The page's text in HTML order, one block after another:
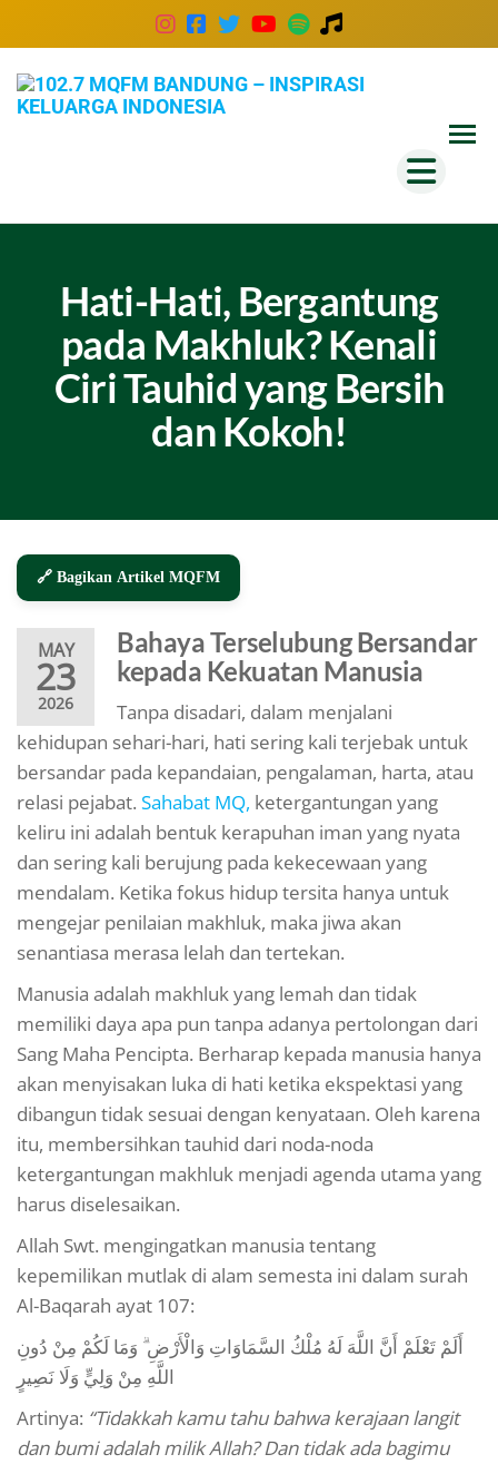
Hati-Hati, Bergantung
pada Makhluk? Kenali
Ciri Tauhid yang Bersih
dan Kokoh!
🔗 Bagikan Artikel MQFM
MAY
23
2026
Bahaya Terselubung Bersandar
kepada Kekuatan Manusia
Tanpa disadari, dalam menjalani
kehidupan sehari-hari, hati sering kali terjebak untuk
bersandar pada kepandaian, pengalaman, harta, atau
relasi pejabat. Sahabat MQ, ketergantungan yang
keliru ini adalah bentuk kerapuhan iman yang nyata
dan sering kali berujung pada kekecewaan yang
mendalam. Ketika fokus hidup tersita hanya untuk
mengejar penilaian makhluk, maka jiwa akan
senantiasa merasa lelah dan tertekan.
Manusia adalah makhluk yang lemah dan tidak
memiliki daya apa pun tanpa adanya pertolongan dari
Sang Maha Pencipta. Berharap kepada manusia hanya
akan menyisakan luka di hati ketika ekspektasi yang
dibangun tidak sesuai dengan kenyataan. Oleh karena
itu, membersihkan tauhid dari noda-noda
ketergantungan makhluk menjadi agenda utama yang
harus diselesaikan.
Allah Swt. mengingatkan manusia tentang
kepemilikan mutlak di alam semesta ini dalam surah
Al-Baqarah ayat 107:
أَلَمْ تَعْلَمْ أَنَّ اللَّهَ لَهُ مُلْكُ السَّمَاوَاتِ وَالْأَرْضِ ۗ وَمَا لَكُمْ مِنْ دُونِ
اللَّهِ مِنْ وَلِيٍّ وَلَا نَصِيرٍ
Artinya: “Tidakkah kamu tahu bahwa kerajaan langit
dan bumi adalah milik Allah? Dan tidak ada bagimu